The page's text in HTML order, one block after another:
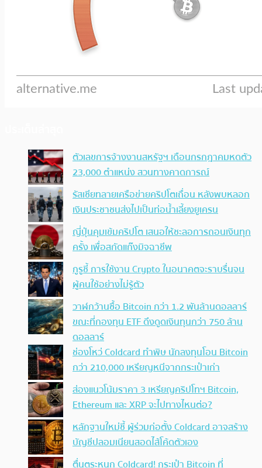
ตัวเลขการจ้างงานสหรัฐฯ เดือนกรกฎาคมหดตัว
23,000 ตำแหน่ง สวนทางคาดการณ์
รัสเซียทลายเครือข่ายคริปโตเถื่อน หลังพบหลอก
เงินประชาชนส่งไปเป็นท่อน้ำเลี้ยงยูเครน
ญี่ปุ่นคุมเข้มคริปโต เสนอให้ชะลอการถอนเงินทุก
ครั้ง เพื่อสกัดแก๊งมิจฉาชีพ
กูรูชี้ การใช้งาน Crypto ในอนาคตจะราบรื่นจน
ผู้คนใช้อย่างไม่รู้ตัว
วาฬกว้านซื้อ Bitcoin กว่า 1.2 พันล้านดอลลาร์
ขณะที่กองทุน ETF ดึงดูดเงินทุนกว่า 750 ล้าน
ดอลลาร์
ช่องโหว่ Coldcard ทำพิษ นักลงทุนโอน Bitcoin
กว่า 210,000 เหรียญหนีจากกระเป๋าเก่า
ส่องแนวโน้มราคา 3 เหรียญคริปโทฯ Bitcoin,
Ethereum และ XRP จะไปทางไหนต่อ?
หลักฐานใหม่ชี้ ผู้ร่วมก่อตั้ง Coldcard อาจสร้าง
บัญชีปลอมเนียนสอดไส้โค้ดตัวเอง
ตื่นตระหนก Coldcard! กระเป๋า Bitcoin ที่